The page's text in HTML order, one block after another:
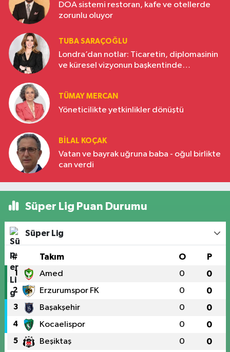
DOA sistemi restoran, kafe ve otellerde
zorunlu oluyor
TUBA SARAÇOĞLU
Londra’dan notlar: Ticaretin, diplomasinin
ve küresel vizyonun başkentinde
TÜMAY MERCAN
Yöneticilikte yetkinlikler dönüştü
BILAL KOÇAK
Vatan ve bayrak uğruna baba - oğul birlikte
can verdi
Süper Lig Puan Durumu
Süper Lig
# Takım O P
1 Amed 0 0
2 Erzurumspor FK 0 0
3 Başakşehir 0 0
4 Kocaelispor 0 0
5 Beşiktaş 0 0